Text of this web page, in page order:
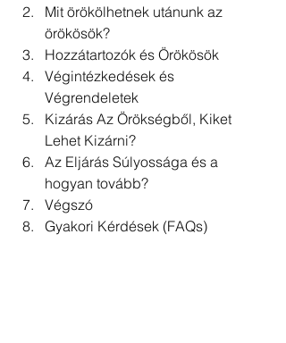
Mit örökölhetnek utánunk az
örökösök?
Hozzátartozók és Örökösök
Végintézkedések és
Végrendeletek
Kizárás Az Örökségből, Kiket
Lehet Kizárni?
Az Eljárás Súlyossága és a
hogyan tovább?
Végszó
Gyakori Kérdések (FAQs)